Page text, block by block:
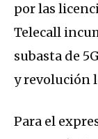
por las
Telecall
subasta de
y revolución
Para el